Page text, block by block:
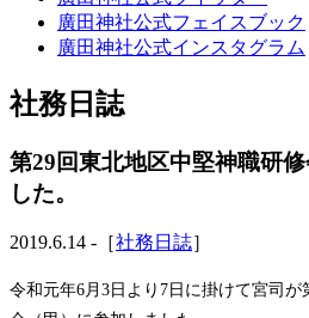
廣田神社公式フェイスブック
廣田神社公式インスタグラム
社務日誌
第29回東北地区中堅神職研
した。
2019.6.14 -［社務日誌］
令和元年6月3日より7日に掛けて宮司